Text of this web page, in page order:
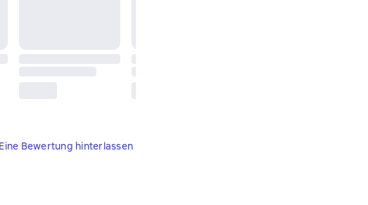
Eine Bewertung hinterlassen